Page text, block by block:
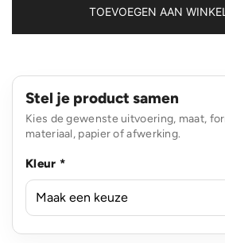
3-
1
aantal
TOEVOEGEN AAN
Stel je product samen
Kies de gewenste uitvoering, maat,
materiaal, papier of afwerking.
Kleur *